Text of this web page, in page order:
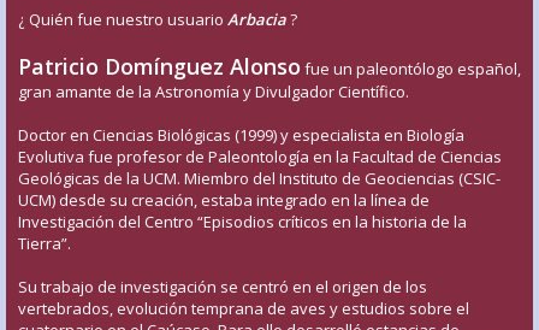
¿ Quién fue nuestro usuario Arbacia?
Patricio Domínguez Alonso fue un paleontólogo español,
gran amante de la Astronomía y Divulgador Científico.
Doctor en Ciencias Biológicas (1999) y especialista en Biología
Evolutiva fue profesor de Paleontología en la Facultad de Ciencias
Geológicas de la UCM. Miembro del Instituto de Geociencias (CSIC-
UCM) desde su creación, estaba integrado en la línea de
Investigación del Centro “Episodios críticos en la historia de la
Tierra”.
Su trabajo de investigación se centró en el origen de los
vertebrados, evolución temprana de aves y estudios sobre el